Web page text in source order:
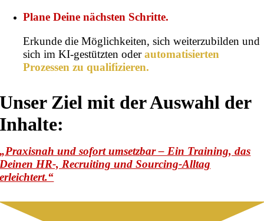
Plane Deine nächsten Schritte.
Erkunde die Möglichkeiten, sich weiterzubilden und
sich im KI-gestützten oderautomatisierten
Prozessen zu qualifizieren.
Unser Ziel mit der Auswahl der
Inhalte:
„Praxisnah und sofort umsetzbar – Ein Training, das
Deinen HR-, Recruiting und Sourcing-Alltag
erleichtert.“